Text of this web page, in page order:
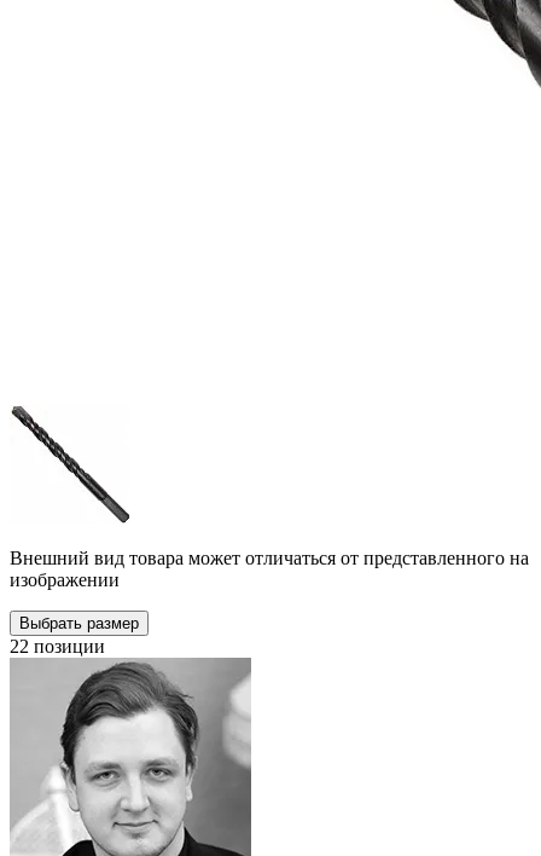
Внешний вид товара может отличаться от представленного на
изображении
Выбрать размер
22 позиции